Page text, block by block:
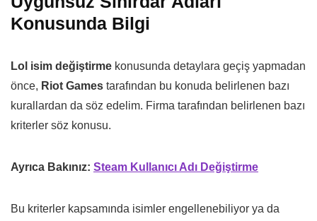
Konusunda Bilgi
Lol isim değiştirme konusunda detaylara geçiş yapmadan
önce, Riot Games tarafından bu konuda belirlenen bazı
kurallardan da söz edelim. Firma tarafından belirlenen bazı
kriterler söz konusu.
Ayrıca Bakınız: Steam Kullanıcı Adı Değiştirme
Bu kriterler kapsamında isimler engellenebiliyor ya da